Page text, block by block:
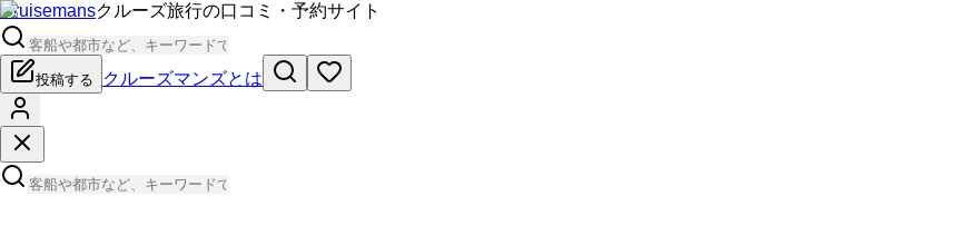
Cruisemansクルーズ旅行の口コミ・予約サイト
投稿する クルーズマンズとは